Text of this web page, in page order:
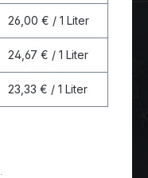
26,00 € / 1 Liter
24,67 € / 1 Liter
23,33 € / 1 Liter